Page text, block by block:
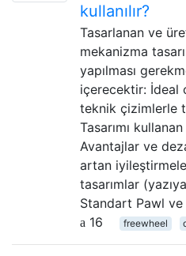
kullanılır?
Tasarlanan ve
mekanizma
yapılması
içerecektir: İdeal
teknik çizimlerle
Tasarımı
Avantajlar ve
artan
tasarımlar
Standart Pawl ve
16
freewheel